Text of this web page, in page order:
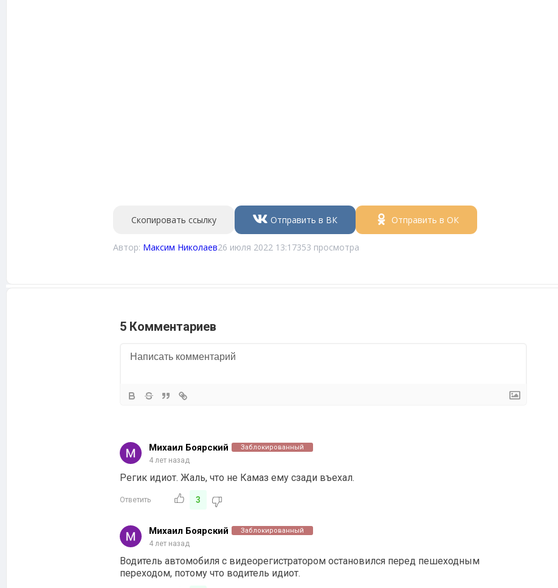
Скопировать ссылку Отправить в ВК Отправить в ОК
Автор: Максим Николаев26 июля 2022 13:17353 просмотра
5 Комментариев
Михаил Боярский Заблокированный
4 лет назад
Регик идиот. Жаль, что не Камаз ему сзади въехал.
Ответить 3
Михаил Боярский Заблокированный
4 лет назад
Водитель автомобиля с видеорегистратором остановился перед пешеходным
переходом, потому что водитель идиот.